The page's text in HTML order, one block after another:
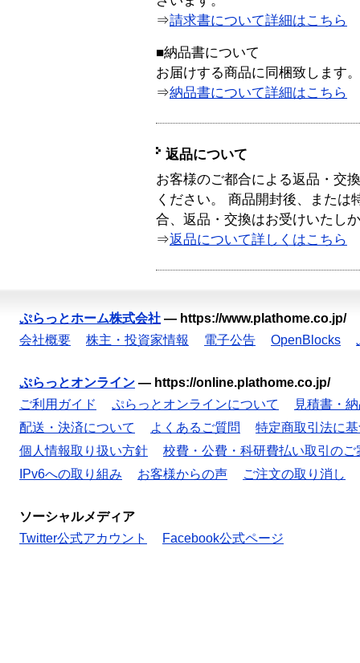
⇒請求書について詳細はこちら
■納品書について
お届けする商品に同梱致します。
⇒納品書について詳細はこちら
返品について
お客様のご都合による返品・交
ください。 商品開封後、または
合、返品・交換はお受けいたし
⇒返品について詳しくはこちら
ぷらっとホーム株式会社 — https://www.plathome.co.jp/
会社概要
株主・投資家情報 電子公告 OpenBlocks
ぷらっとオンライン — https://online.plathome.co.jp/
ご利用ガイド
ぷらっとオンラインについて
見積書・
配送・決済について
よくあるご質問
特定商取引法に
個人情報取り扱い方針
校費・公費・科研費払い取引のご
IPv6への取り組み
お客様からの声 ご注文の取り消し
ソーシャルメディア
Twitter公式アカウント
Facebook公式ページ